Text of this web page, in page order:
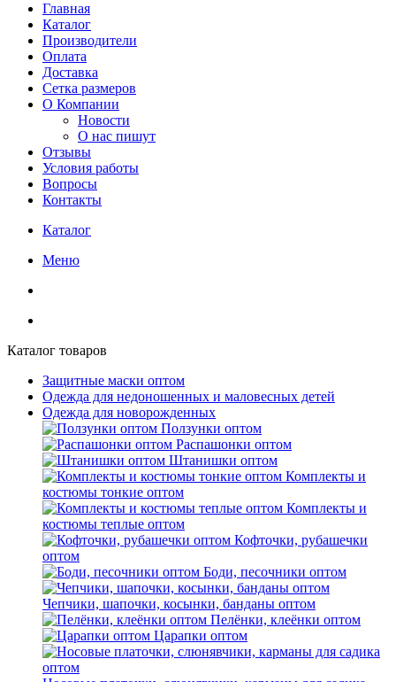
Главная
Каталог
Производители
Оплата
Доставка
Сетка размеров
О Компании
Новости
О нас пишут
Отзывы
Условия работы
Вопросы
Контакты
Каталог
Меню
Каталог товаров
Защитные маски оптом
Одежда для недоношенных и маловесных детей
Одежда для новорожденных
Ползунки оптом
Распашонки оптом
Штанишки оптом
Комплекты и
костюмы тонкие оптом
Комплекты и
костюмы теплые оптом
Кофточки, рубашечки
оптом
Боди, песочники оптом
Чепчики, шапочки, косынки, банданы оптом
Пелёнки, клеёнки оптом
Царапки оптом